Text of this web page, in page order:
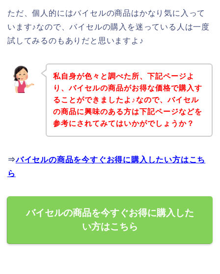
ただ、個人的にはバイセルの商品はかなり気に入って
います♪なので、バイセルの購入を迷っている人は一度
試してみるのもありだと思いますよ♪
私自身が色々と調べた所、下記ページよ
り、バイセルの商品がお得な価格で購入す
ることができましたよ♪なので、バイセル
の商品に興味のある方は下記ページなどを
参考にされてみてはいかがでしょうか？
⇒バイセルの商品を今すぐお得に購入したい方はこち
ら
バイセルの商品を今すぐお得に購入した
い方はこちら